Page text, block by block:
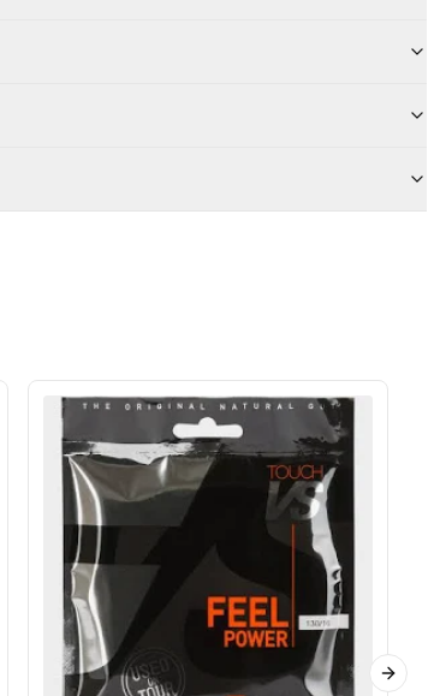
Next